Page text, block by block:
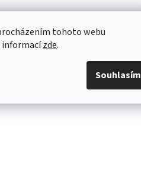
tohoto webu
informacízde.
Souhlasím